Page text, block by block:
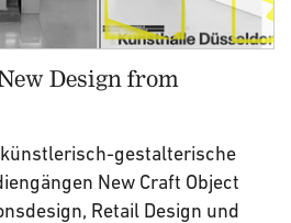
Design from
gestalterische
New Craft Object
Retail Design und